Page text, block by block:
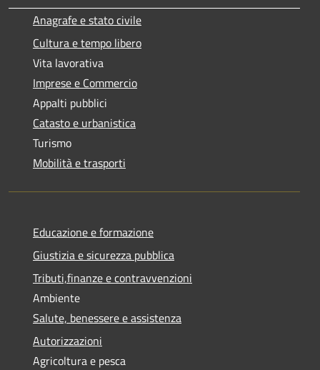
Anagrafe e stato civile
Cultura e tempo libero
Vita lavorativa
Imprese e Commercio
Appalti pubblici
Catasto e urbanistica
Turismo
Mobilità e trasporti
Educazione e formazione
Giustizia e sicurezza pubblica
Tributi,finanze e contravvenzioni
Ambiente
Salute, benessere e assistenza
Autorizzazioni
Agricoltura e pesca